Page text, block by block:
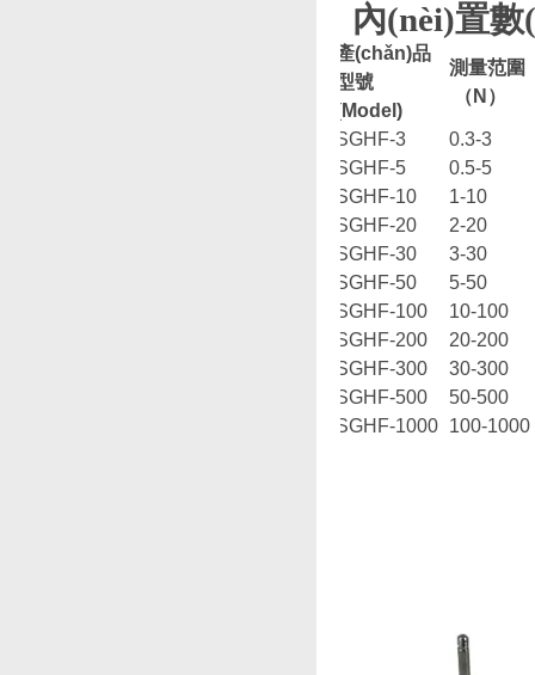
內(nèi)置
產(chǎn)品
型號
(Model)
測量范圍
（ N ）
SGHF-3
0.3-3
SGHF-5
0.5-5
SGHF-10
1-10
SGHF-20
2-20
SGHF-30
3-30
SGHF-50
5-50
SGHF-100
10-100
SGHF-200
20-200
SGHF-300
30-300
SGHF-500
50-500
SGHF-1000
100-1000